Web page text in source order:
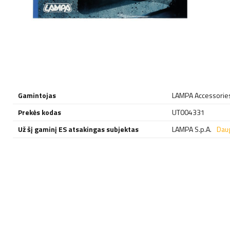
Gamintojas
LAMPA
Prekės kodas
UT004331
Už šį gaminį ES atsakingas subjektas
LAMPA S.p.A.